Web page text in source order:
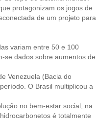
protagonizam os jogos de
de um projeto para
variam entre 50 e 100
se dados sobre aumentos de
Venezuela (Bacia do
O Brasil multiplicou a
no bem-estar social, na
é totalmente